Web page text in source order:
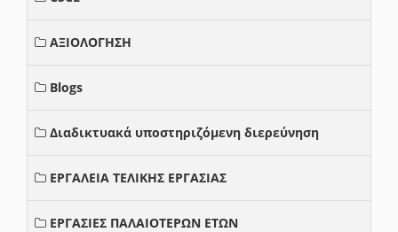
ΑΞΙΟΛΟΓΗΣΗ
Blogs
Διαδικτυακά υποστηριζόμενη διερεύνηση
ΕΡΓΑΛΕΙΑ ΤΕΛΙΚΗΣ ΕΡΓΑΣΙΑΣ
ΕΡΓΑΣΙΕΣ ΠΑΛΑΙΟΤΕΡΩΝ ΕΤΩΝ